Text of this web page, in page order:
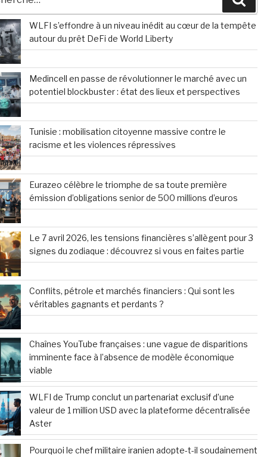
WLFI s’effondre à un niveau inédit au cœur de la tempête
autour du prêt DeFi de World Liberty
Medincell en passe de révolutionner le marché avec un
potentiel blockbuster : état des lieux et perspectives
Tunisie : mobilisation citoyenne massive contre le
racisme et les violences répressives
Eurazeo célèbre le triomphe de sa toute première
émission d’obligations senior de 500 millions d’euros
Le 7 avril 2026, les tensions financières s’allègent pour 3
signes du zodiaque : découvrez si vous en faites partie
Conflits, pétrole et marchés financiers : Qui sont les
véritables gagnants et perdants ?
Chaînes YouTube françaises : une vague de disparitions
imminente face à l’absence de modèle économique
viable
WLFI de Trump conclut un partenariat exclusif d’une
valeur de 1 million USD avec la plateforme décentralisée
Aster
Pourquoi le chef militaire iranien adopte-t-il soudainement